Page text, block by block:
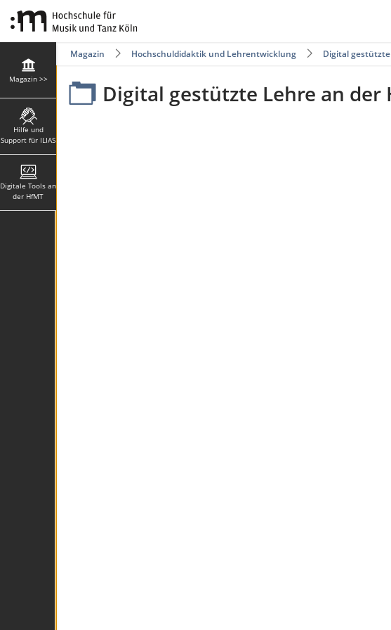
Magazin >>
Hilfe und
Support für ILIAS
Digitale Tools an
der HfMT
Magazin Hochschuldidaktik und Lehrentwicklung Digital
Digital gestützte Lehre an der